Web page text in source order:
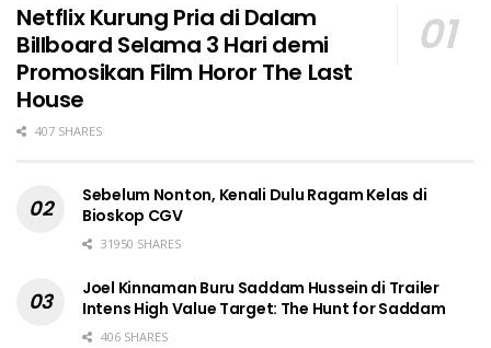
Netflix Kurung Pria di Dalam
Billboard Selama 3 Hari demi
Promosikan Film Horor The Last
House
407 SHARES
Sebelum Nonton, Kenali Dulu Ragam Kelas di
Bioskop CGV
31950 SHARES
Joel Kinnaman Buru Saddam Hussein di Trailer
Intens High Value Target: The Hunt for Saddam
406 SHARES